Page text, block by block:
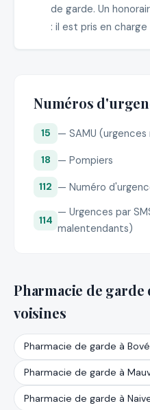
de garde. Un
: il est pris en charge
Numéros
15 — SAMU
18 — Pompiers
112 — Numéro
114
— Urgences par
malentendants)
Pharmacie de garde
voisines
Pharmacie de garde à
Pharmacie de garde à
Pharmacie de garde à